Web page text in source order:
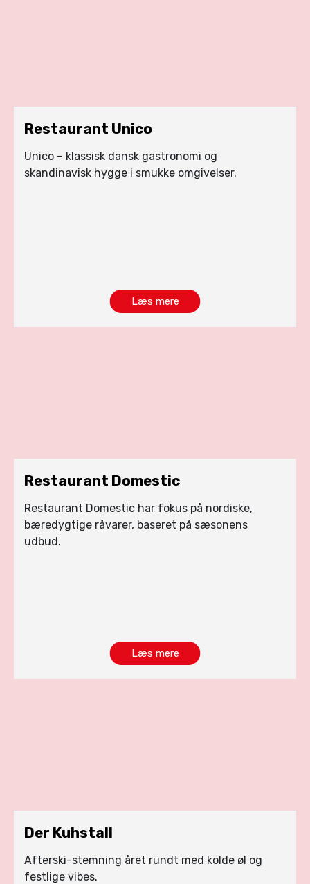
Restaurant Unico
Unico – klassisk dansk gastronomi og
skandinavisk hygge i smukke omgivelser.
Læs mere
Restaurant Domestic
Restaurant Domestic har fokus på nordiske,
bæredygtige råvarer, baseret på sæsonens
udbud.
Læs mere
Der Kuhstall
Afterski-stemning året rundt med kolde øl og
festlige vibes.